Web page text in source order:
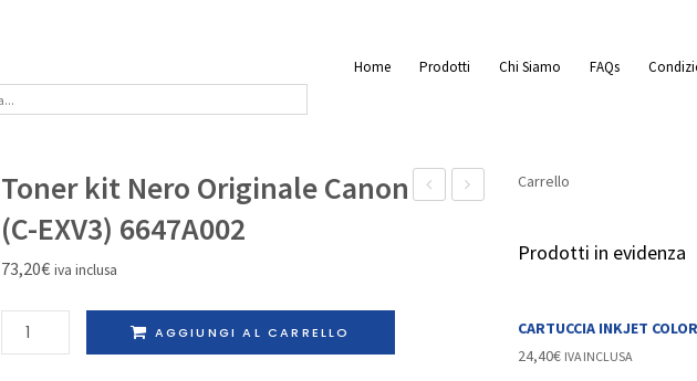
Home Prodotti Chi Siamo FAQs
Toner kit Nero Originale Canon
(C-EXV3) 6647A002
73,20€ iva inclusa
Toner
kit
AGGIUNGI AL CARRELLO
Carrello
Prodotti in evidenza
CARTUCCIA INKJET
24,40€ IVA INCLUSA